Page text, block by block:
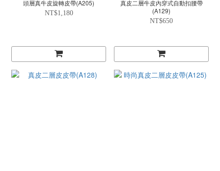
頭層真牛皮旋轉皮帶(A205)
NT$1,180
真皮二層牛皮內穿式自動扣腰帶
(A129)
NT$650